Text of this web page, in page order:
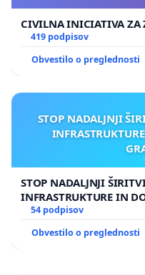
CIVILNA INICIATIVA ZA
419 podpisov
Obvestilo o preglednosti
STOP NADALJNJI
STOP NADALJNJI
INFRASTRUKTURE IN
GRADIŠČAKU
54 podpisov
Obvestilo o preglednosti